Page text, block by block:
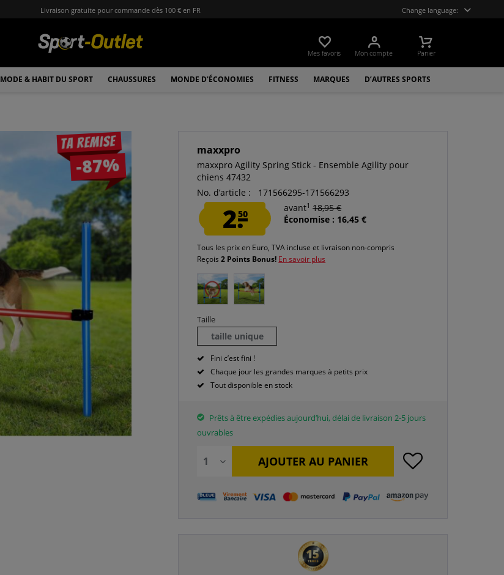
Livraison gratuite pour commande dès 100 € en FR Change language:
Mes favoris Mon compte Panier
MODE & HABIT DU SPORT CHAUSSURES MONDE D'ÉCONOMIES FITNESS MARQUES D’AUTRES SPORTS
Ta remise
-87%
maxxpro
maxxpro Agility Spring Stick - Ensemble Agility pour
chiens 47432
No. d’article :
171566295-171566293
2.50
avant1 18,95 €
Économise : 16,45 €
Tous les prix en Euro, TVA incluse et livraison non-compris
Reçois2 Points Bonus! En savoir plus
Taille
taille unique
Fini c’est fini !
Chaque jour les grandes marques à petits prix
Tout disponible en stock
Prêts à être expédies aujourd’hui, délai de livraison 2-5 jours
ouvrables
AJOUTER AU PANIER